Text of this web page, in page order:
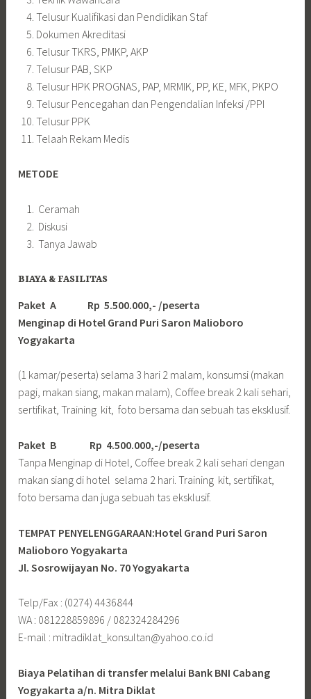
Telusur Kualifikasi dan Pendidikan Staf
Dokumen Akreditasi
Telusur TKRS, PMKP, AKP
Telusur PAB, SKP
Telusur HPK PROGNAS, PAP, MRMIK, PP, KE, MFK, PKPO
Telusur Pencegahan dan Pengendalian Infeksi /PPI
Telusur PPK
Telaah Rekam Medis
METODE
Ceramah
Diskusi
Tanya Jawab
BIAYA & FASILITAS
Paket A Rp 5.500.000,- /peserta
Menginap di Hotel Grand Puri Saron Malioboro
Yogyakarta
(1 kamar/peserta) selama 3 hari 2 malam, konsumsi (makan
pagi, makan siang, makan malam), Coffee break 2 kali sehari,
sertifikat, Training kit, foto bersama dan sebuah tas eksklusif.
Paket B
Rp 4.500.000,-/peserta
Tanpa Menginap di Hotel, Coffee break 2 kali sehari dengan
makan siang di hotel selama 2 hari. Training kit, sertifikat,
foto bersama dan juga sebuah tas eksklusif.
TEMPAT PENYELENGGARAAN:Hotel Grand Puri Saron
Malioboro Yogyakarta
Jl. Sosrowijayan No. 70 Yogyakarta
Telp/Fax : (0274) 4436844
WA : 081228859896 / 082324284296
E-mail : mitradiklat_konsultan@yahoo.co.id
Biaya Pelatihan di transfer melalui Bank BNI Cabang
Yogyakarta a/n. Mitra Diklat